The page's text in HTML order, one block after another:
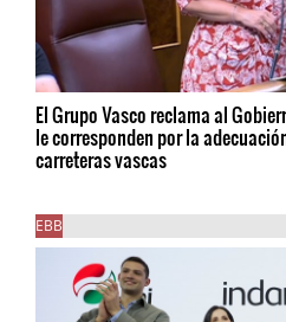
El Grupo Vasco reclama al
le corresponden por la
carreteras vascas
EBB